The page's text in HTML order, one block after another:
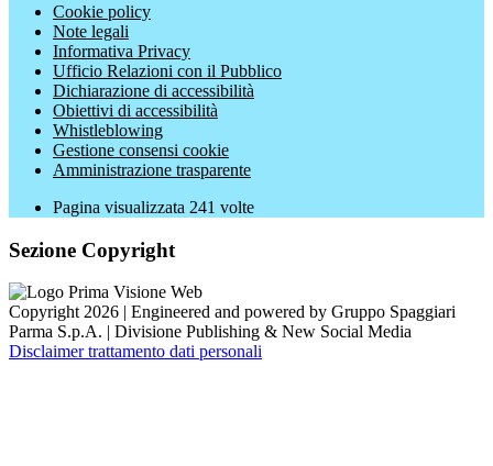
Cookie policy
Note legali
Informativa Privacy
Ufficio Relazioni con il Pubblico
Dichiarazione di accessibilità
Obiettivi di accessibilità
Whistleblowing
Gestione consensi cookie
Amministrazione trasparente
Pagina visualizzata 241 volte
Sezione Copyright
Copyright 2026 | Engineered and powered by Gruppo Spaggiari
Parma S.p.A. | Divisione Publishing & New Social Media
Disclaimer trattamento dati personali